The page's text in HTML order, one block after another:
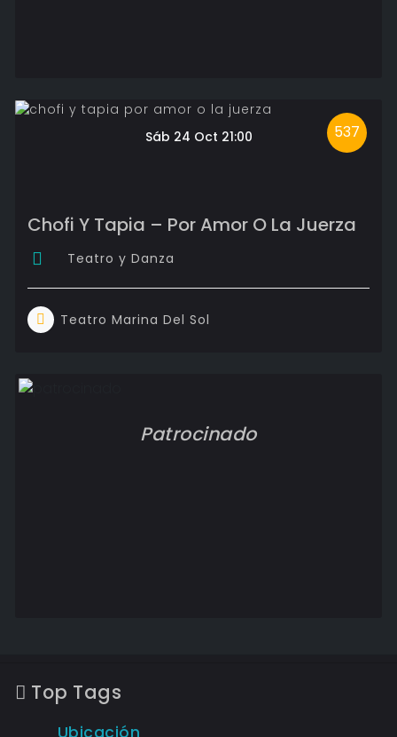
537
Sáb 24 Oct 21:00
Chofi Y Tapia – Por Amor O La Juerza
Teatro y Danza
Teatro Marina Del Sol
Patrocinado
Top Tags
Ubicación